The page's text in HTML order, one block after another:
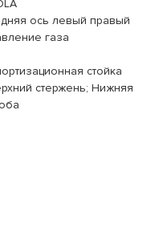
ось левый правый
газа
стойка
стержень; Нижняя